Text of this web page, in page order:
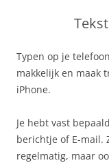
Typen op je
makkelijk en maak
iPhone.
Je hebt vast
berichtje of E-mail.
regelmatig, maar